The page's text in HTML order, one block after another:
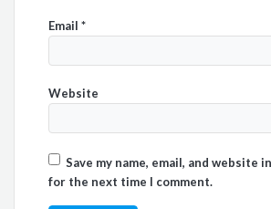
Email*
Website
Save my name, email, and website
for the next time I comment.